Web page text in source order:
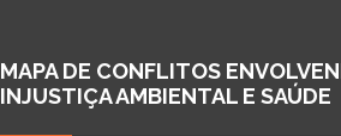
MAPA DE CONFLITOS
INJUSTIÇA AMBIENTAL E SAÚDE